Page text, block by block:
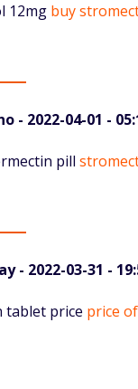
12mg buy
- 2022-04-01 -
pill
- 2022-03-31 -
tablet price price